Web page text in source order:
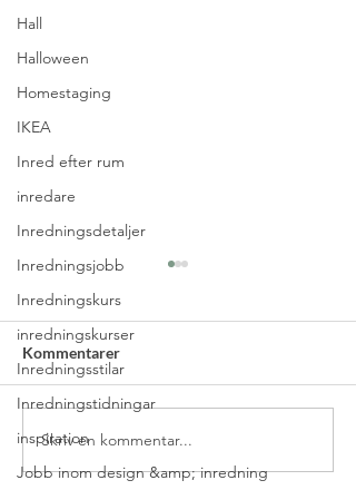
Hall
Halloween
Homestaging
IKEA
Inred efter rum
inredare
Inredningsdetaljer
Inredningsjobb
Inredningskurs
inredningskurser
Inredningsstilar
Inredningstidningar
inspiration
Jobb inom design &amp; inredning
Veckans feng shui-tips –
målad trätrappa
Kommentarer
Skriv en kommentar...